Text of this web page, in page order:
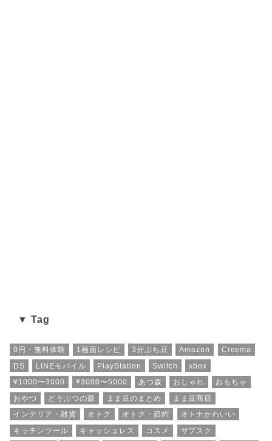
▼ Tag
0円・無料体験 1画面レシピ 3分ぷち豆 Amazon
Creema
DS
LINEモバイル PlayStation Switch
xbox
¥1000〜3000
¥3000〜5000 あつ森 おしゃれ
おもちゃ
おやつ
どうぶつの森 まま豆のまとめ
まま豆商店
インテリア・雑貨
オトク オトク・節約
オトナかわいい
キッチンツール
キャッシュレス コスメ
サブスク